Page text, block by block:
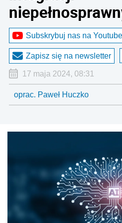
Subskrybuj nas na Youtube
Zapisz się na newsletter
17 maja 2024, 08:31
oprac. Paweł Huczko